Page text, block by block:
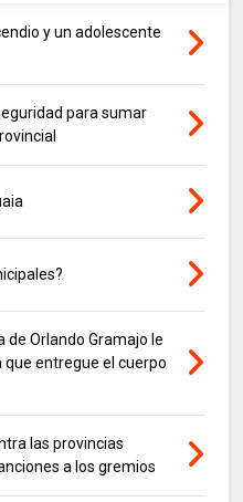
y un adolescente
para sumar
de Orlando Gramajo le
entregue el cuerpo
las provincias
a los gremios